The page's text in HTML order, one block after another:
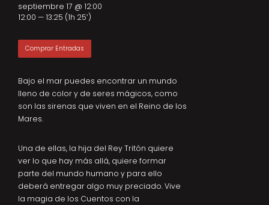
Bajo el mar puedes encontrar un mundo
lleno de color y de seres mágicos, como
son las sirenas que viven en el Reino de los
Mares.
Una de ellas, la hija del Rey Tritón quiere
ver lo que hay más allá, quiere formar
parte del mundo humano y para ello
deberá entregar algo muy preciado. Vive
la magia de los Cuentos con la
septiembre 17 @ 12:00
12:00 — 13:25 (1h 25′)
Comprar Entradas